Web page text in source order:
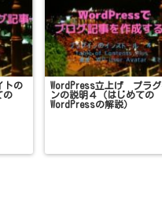
トの
の
WordPress立上げ プラグ
ンの説明４（はじめての
WordPressの解説）